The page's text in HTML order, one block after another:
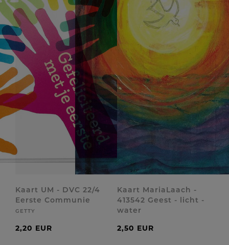
Kaart UM - DVC 22/4
Eerste Communie
GETTY
2,20 EUR
Kaart MariaLaach -
413542 Geest - licht -
water
2,50 EUR